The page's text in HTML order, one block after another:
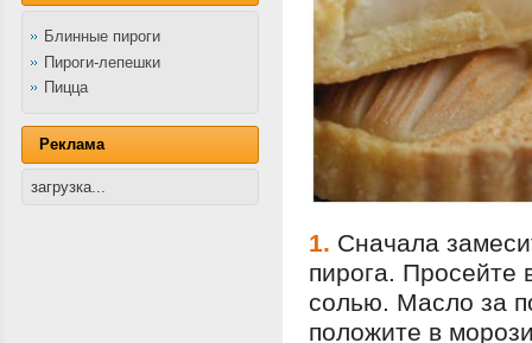
Блинные пироги
Пироги-лепешки
Пицца
Реклама
загрузка...
1. Сначала
пирога. Просейте
солью. Масло за
положите в